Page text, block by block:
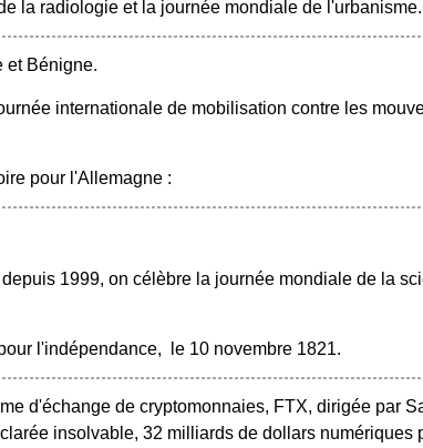
la radiologie et la journée mondiale de l'urbanisme.
et Bénigne.
internationale de mobilisation contre les
pour l'Allemagne :
1999, on célèbre la journée mondiale de la
l'indépendance, le 10 novembre 1821.
d'échange de cryptomonnaies, FTX, dirigée par
insolvable, 32 milliards de dollars numériques